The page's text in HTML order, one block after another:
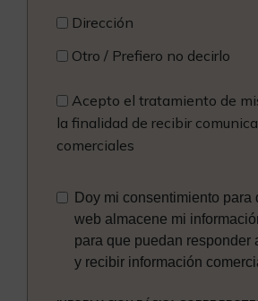
Dirección
Otro / Prefiero no decirlo
Acepto el tratamiento de
la finalidad de recibir
comerciales
Doy mi consentimiento para
web almacene mi
para que puedan responder
y recibir información